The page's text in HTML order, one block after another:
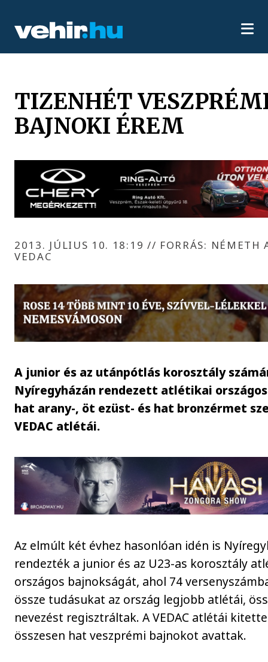
TIZENHÉT
BAJNOKI ÉREM
2013. JÚLIUS 10. 18:19 // FORRÁS: NÉMETH
VEDAC
A junior és az utánpótlás korosztály
Nyíregyházán rendezett atlétikai
hat arany-, öt ezüst- és hat bronzérmet
VEDAC atlétái.
Az elmúlt két évhez hasonlóan idén is
rendezték a junior és az U23-as korosztály
országos bajnokságát, ahol 74
össze tudásukat az ország legjobb atlétái,
nevezést regisztráltak. A VEDAC atlétái
összesen hat veszprémi bajnokot avattak.